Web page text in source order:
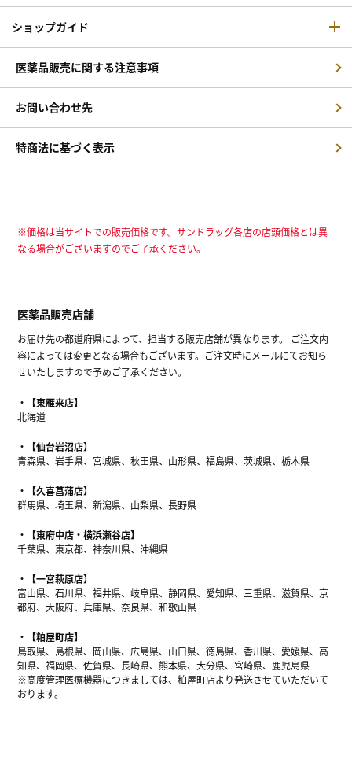
ショップガイド
医薬品販売に関する注意事項
お問い合わせ先
特商法に基づく表示
※価格は当サイトでの販売価格です。サンドラッグ各店の店頭価格とは異
なる場合がございますのでご了承ください。
医薬品販売店舗
お届け先の都道府県によって、担当する販売店舗が異なります。 ご注文内
容によっては変更となる場合もございます。ご注文時にメールにてお知ら
せいたしますので予めご了承ください。
【東雁来店】
北海道
【仙台岩沼店】
青森県、岩手県、宮城県、秋田県、山形県、福島県、茨城県、栃木県
【久喜菖蒲店】
群馬県、埼玉県、新潟県、山梨県、長野県
【東府中店・横浜瀬谷店】
千葉県、東京都、神奈川県、沖縄県
【一宮萩原店】
富山県、石川県、福井県、岐阜県、静岡県、愛知県、三重県、滋賀県、京
都府、大阪府、兵庫県、奈良県、和歌山県
【粕屋町店】
鳥取県、島根県、岡山県、広島県、山口県、徳島県、香川県、愛媛県、高
知県、福岡県、佐賀県、長崎県、熊本県、大分県、宮崎県、鹿児島県
※高度管理医療機器につきましては、粕屋町店より発送させていただいて
おります。